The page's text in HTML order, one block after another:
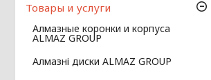
Товары и услуги
Алмазные коронки и корпуса
ALMAZ GROUP
Алмазні диски ALMAZ GROUP